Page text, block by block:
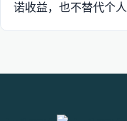
诺收益，也不替代个人